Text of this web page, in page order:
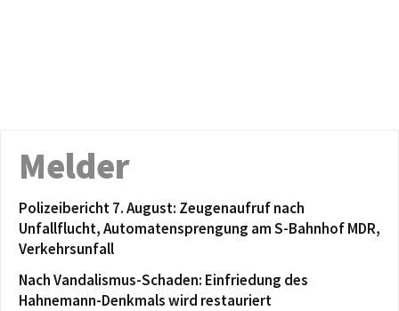
Melder
Polizeibericht 7. August: Zeugenaufruf nach
Unfallflucht, Automatensprengung am S-Bahnhof MDR,
Verkehrsunfall
Nach Vandalismus-Schaden: Einfriedung des
Hahnemann-Denkmals wird restauriert